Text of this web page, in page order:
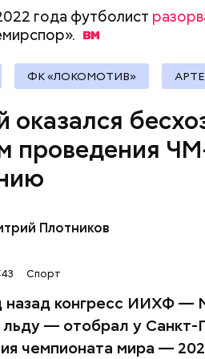
года футболист
ФК «ЛОКОМОТИВ»
оказался
проведения
Плотников
Спорт
назад конгресс ИИХФ
льду — отобрал у Санкт-
чемпионата мира —
и канадцам
их внутреннее
Не хотели города
там не будет русских.
ХОККЕЙ